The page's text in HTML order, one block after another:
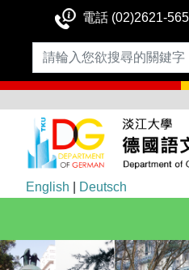
電話 (02)2621-
English Deutsch